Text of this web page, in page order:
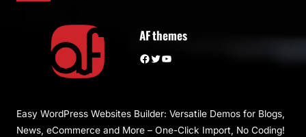
AF themes
Facebook Twitter YouTube
Easy WordPress Websites Builder: Versatile Demos for Blogs,
News, eCommerce and More – One-Click Import, No Coding!